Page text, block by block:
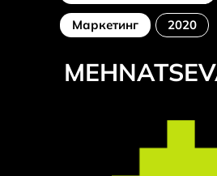
Маркетинг 2020